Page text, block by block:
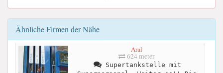
Ähnliche Firmen der Nähe
Aral
624 meter
Supertankstelle mit